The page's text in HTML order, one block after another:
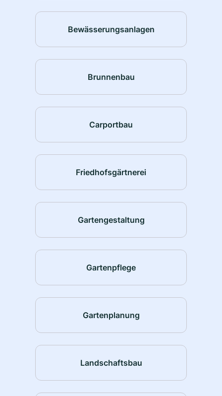
Bewässerungsanlagen
Brunnenbau
Carportbau
Friedhofsgärtnerei
Gartengestaltung
Gartenpflege
Gartenplanung
Landschaftsbau